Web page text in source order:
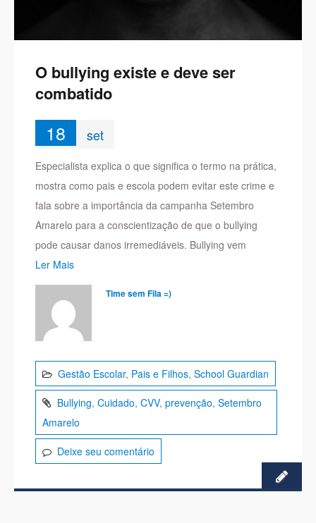
O bullying existe e deve ser
combatido
18 set
Especialista explica o que significa o termo na prática,
mostra como pais e escola podem evitar este crime e
fala sobre a importância da campanha Setembro
Amarelo para a conscientização de que o bullying
pode causar danos irremediáveis. Bullying vem
Ler Mais
Time sem Fila =)
Gestão Escolar, Pais e Filhos,School Guardian
Bullying,Cuidado,CVV,prevenção,Setembro
Amarelo
Deixe seu comentário